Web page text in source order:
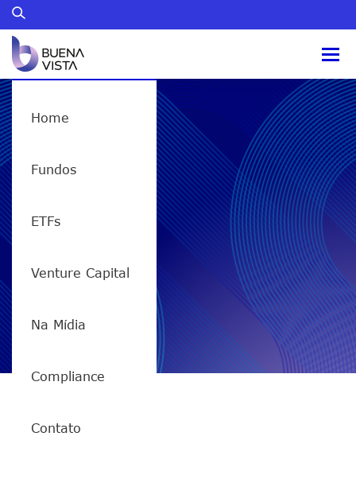
Home
Fundos
ETFs
Venture Capital
Na Mídia
Compliance
Contato